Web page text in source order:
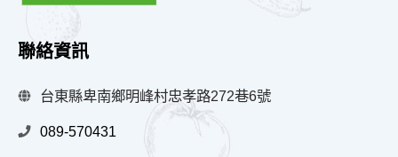
聯絡資訊
台東縣卑南鄉明峰村忠孝路272巷6號
089-570431